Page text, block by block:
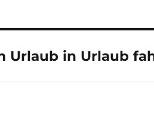
Urlaub in Urlaub